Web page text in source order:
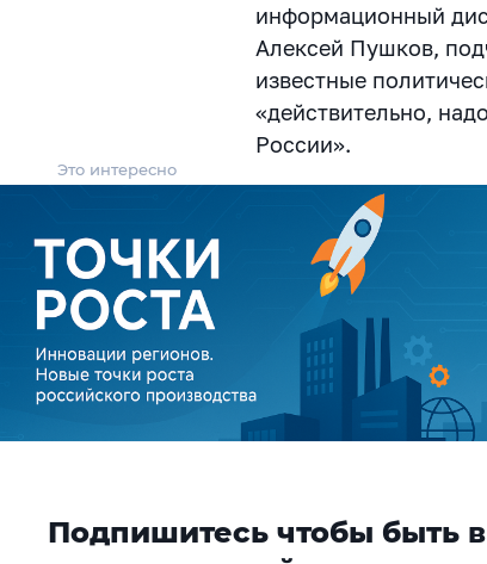
информационный
Алексей Пушков,
известные
«действительно,
России».
Это интересно
Подпишитесь чтобы быть в